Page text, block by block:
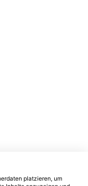
platzieren, um